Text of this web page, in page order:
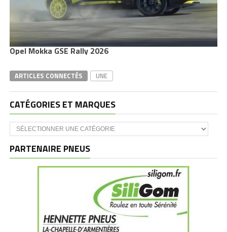
Opel Mokka GSE Rally 2026
ARTICLES CONNECTÉS UNE
CATÉGORIES ET MARQUES
Catégories
et
PARTENAIRE PNEUS